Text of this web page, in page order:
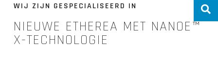
WIJ ZIJN GESPECIALISEERD IN
NIEUWE ETHEREA MET NANOE™
X-TECHNOLOGIE